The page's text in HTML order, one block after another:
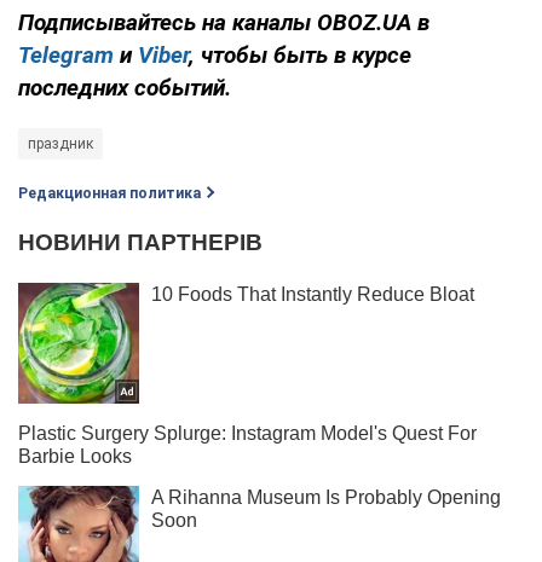
Подписывайтесь на каналы OBOZ.UA в
Telegram и Viber, чтобы быть в курсе
последних событий.
праздник
Редакционная политика